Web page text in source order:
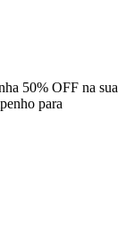
50% OFF na sua
para